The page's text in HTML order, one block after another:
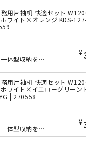
用片袖机 快適セット
ワイト×オレンジ KDS-
¥
広い作業スペースと一体型収納を活かしながら、長時間でも快適な作業環境を整えたいニ...
用片袖机 快適セット
ワイト×イエローグリーン
| 270558
¥
広い作業スペースと一体型収納を活かしながら、長時間でも快適な作業環境を整えたいニ...